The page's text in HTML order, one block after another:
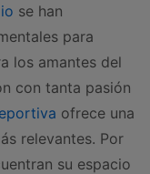
se han
para
los amantes del
con tanta pasión
ofrece una
relevantes. Por
su espacio